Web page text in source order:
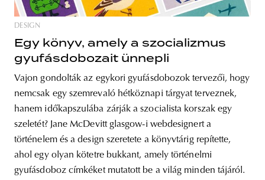
DESIGN
Egy könyv, amely a szocializmus
gyufásdobozait ünnepli
Vajon gondolták az egykori gyufásdobozok tervezői, hogy
nemcsak egy szemrevaló hétköznapi tárgyat terveznek,
hanem időkapszulába zárják a szocialista korszak egy
szeletét? Jane McDevitt glasgow-i webdesignert a
történelem és a design szeretete a könyvtárig repítette,
ahol egy olyan kötetre bukkant, amely történelmi
gyufásdoboz címkéket mutatott be a világ minden tájáról.